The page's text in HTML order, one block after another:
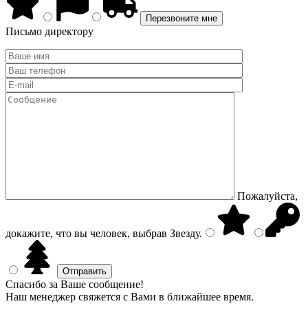
Письмо директору
Пожалуйста,
докажите, что вы человек, выбрав Звезду.
Спасибо за Ваше сообщение!
Наш менеджер свяжется с Вами в ближайшее время.